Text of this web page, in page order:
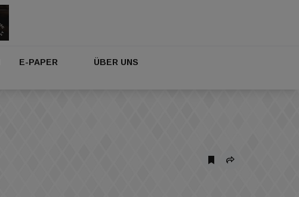
E-PAPER ÜBER UNS